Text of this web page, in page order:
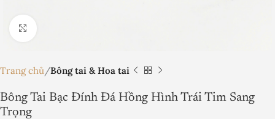
Nhấp để phóng to
Trang chủ Bông tai & Hoa tai
Bông Tai Bạc Đính Đá Hồng Hình Trái Tim Sang
Trọng